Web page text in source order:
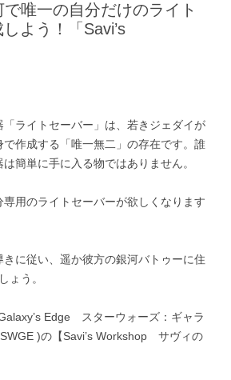
で唯一の自分だけのライト
よう！「Savi’s
ライトセーバー」は、若きジェダイが
作成する「唯一無二」の存在です。誰
簡単に手に入る物ではありません。
用のライトセーバーが欲しくなります
に従い、遥か彼方の銀河バトゥーに住
ょう。
Edge スターウォーズ：ギャラ
)の【Savi’s Workshop サヴィの